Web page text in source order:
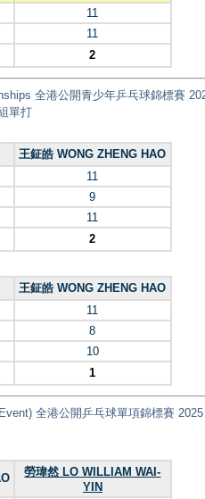
11
11
2
全港公開青少年乒乓球錦標賽
單打
王鉦皓 WONG ZHENG HAO
11
9
11
2
王鉦皓 WONG ZHENG HAO
11
8
10
1
全港公開乒乓球單項錦標賽 2025
勞瑋然 LO WILLIAM WAI-
YIN